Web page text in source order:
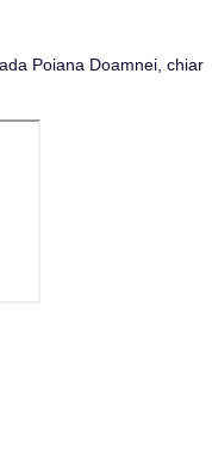
Poiana Doamnei, chiar